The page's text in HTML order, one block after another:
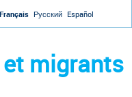
Français Русский Español
migrants